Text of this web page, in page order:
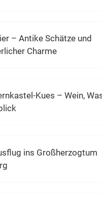
– Antike Schätze und
Charme
Kues – Wein,
ins Großherzogtum